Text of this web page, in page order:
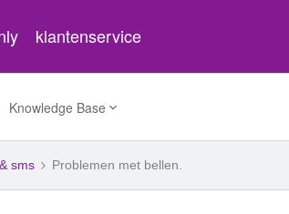
klantenservice
Knowledge Base
sms Problemen met bellen.